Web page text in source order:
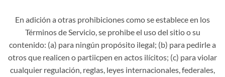
En adición a otras prohibiciones como se establece en los
Términos de Servicio, se prohibe el uso del sitio o su
contenido: (a) para ningún propósito ilegal; (b) para pedirle a
otros que realicen o partiicpen en actos ilícitos; (c) para violar
cualquier regulación, reglas, leyes internacionales, federales,